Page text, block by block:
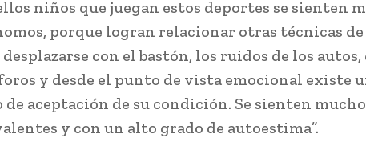
niños que juegan estos deportes se sienten
porque logran relacionar otras técnicas
con el bastón, los ruidos de los autos,
y desde el punto de vista emocional existe
de aceptación de su condición. Se sienten
y con un alto grado de autoestima”.